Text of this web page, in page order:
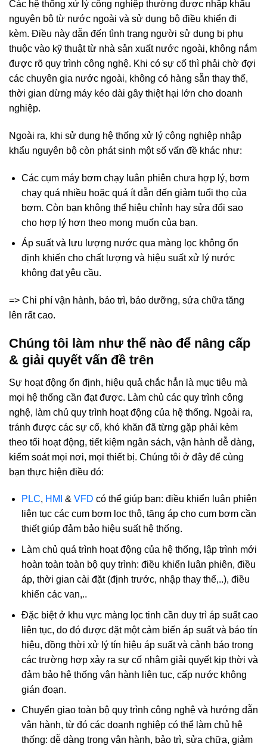
Các hệ thống xử lý công nghiệp thường được nhập khẩu
nguyên bộ từ nước ngoài và sử dụng bộ điều khiển đi
kèm. Điều này dẫn đến tình trạng người sử dụng bị phụ
thuộc vào kỹ thuật từ nhà sản xuất nước ngoài, không nắm
được rõ quy trình công nghệ. Khi có sự cố thì phải chờ đợi
các chuyên gia nước ngoài, không có hàng sẵn thay thế,
thời gian dừng máy kéo dài gây thiệt hại lớn cho doanh
nghiệp.
Ngoài ra, khi sử dụng hệ thống xử lý công nghiệp nhập
khẩu nguyên bộ còn phát sinh một số vấn đề khác như:
Các cụm máy bơm chạy luân phiên chưa hợp lý, bơm
chạy quá nhiều hoặc quá ít dẫn đến giảm tuổi thọ của
bơm. Còn bạn không thể hiệu chỉnh hay sửa đổi sao
cho hợp lý hơn theo mong muốn của bạn.
Áp suất và lưu lượng nước qua màng lọc không ổn
định khiến cho chất lượng và hiệu suất xử lý nước
không đạt yêu cầu.
=> Chi phí vận hành, bảo trì, bảo dưỡng, sửa chữa tăng
lên rất cao.
Chúng tôi làm như thế nào để nâng cấp
& giải quyết vấn đề trên
Sự hoạt động ổn định, hiệu quả chắc hẳn là mục tiêu mà
mọi hệ thống cần đạt được. Làm chủ các quy trình công
nghệ, làm chủ quy trình hoạt động của hệ thống. Ngoài ra,
tránh được các sự cố, khó khăn đã từng gặp phải kèm
theo tối hoạt động, tiết kiệm ngân sách, vận hành dễ dàng,
kiểm soát mọi nơi, mọi thiết bị. Chúng tôi ở đây để cùng
bạn thực hiện điều đó:
PLC, HMI & VFD có thể giúp bạn: điều khiển luân phiên
liên tục các cụm bơm lọc thô, tăng áp cho cụm bơm cần
thiết giúp đảm bảo hiệu suất hệ thống.
Làm chủ quá trình hoạt động của hệ thống, lập trình mới
hoàn toàn toàn bộ quy trình: điều khiển luân phiên, điều
áp, thời gian cài đặt (định trước, nhập thay thế,..), điều
khiển các van,..
Đặc biệt ở khu vực màng lọc tinh cần duy trì áp suất cao
liên tục, do đó được đặt một cảm biến áp suất và báo tín
hiệu, đồng thời xử lý tín hiệu áp suất và cảnh báo trong
các trường hợp xảy ra sự cố nhằm giải quyết kịp thời và
đảm bảo hệ thống vận hành liên tục, cấp nước không
gián đoạn.
Chuyển giao toàn bộ quy trình công nghệ và hướng dẫn
vận hành, từ đó các doanh nghiệp có thể làm chủ hệ
thống: dễ dàng trong vận hành, bảo trì, sửa chữa, giảm